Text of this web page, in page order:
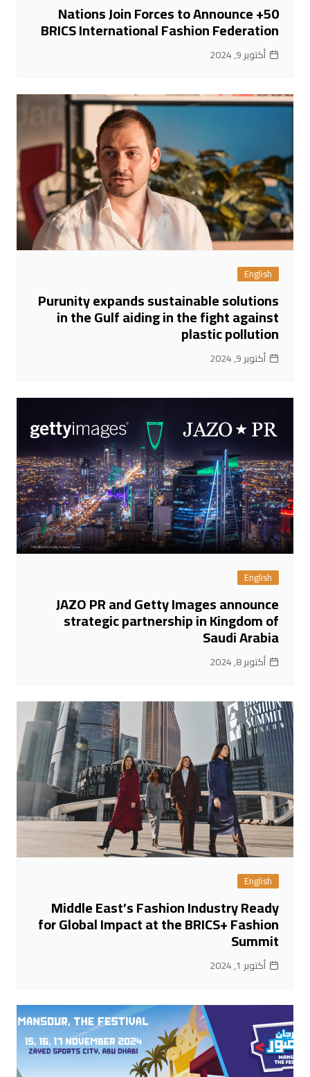
50+ Nations Join Forces to Announce
BRICS International Fashion Federation
أكتوبر 9, 2024
English
Purunity expands sustainable solutions
in the Gulf aiding in the fight against
plastic pollution
أكتوبر 9, 2024
English
JAZO PR and Getty Images announce
strategic partnership in Kingdom of
Saudi Arabia
أكتوبر 8, 2024
English
Middle East’s Fashion Industry Ready
for Global Impact at the BRICS+ Fashion
Summit
أكتوبر 1, 2024